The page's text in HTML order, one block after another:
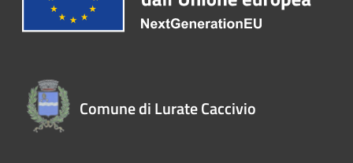
Comune di Lurate Caccivio